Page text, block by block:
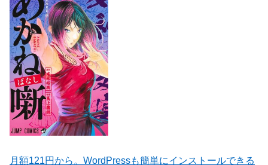
月額121円から。WordPressも簡単にインストールできる